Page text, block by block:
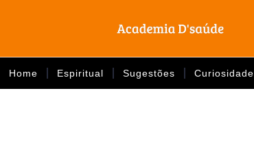
Home Espiritual Sugestões